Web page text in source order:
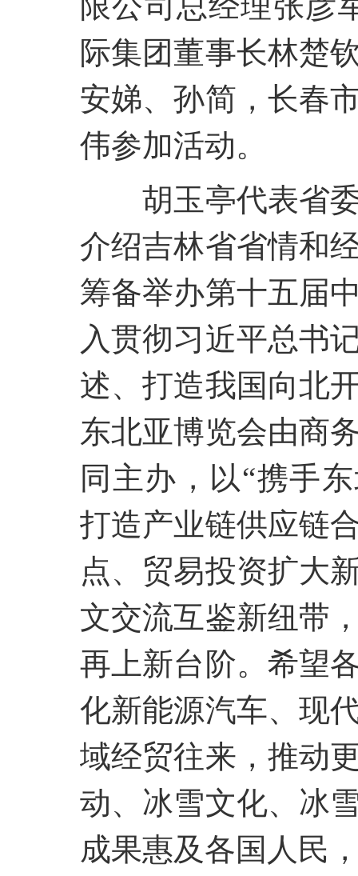
际集团董事长林楚
安娣、孙简，长春
伟参加活动。
胡玉亭代表省
介绍吉林省省情和
筹备举办第十五届
入贯彻习近平总书
述、打造我国向北
东北亚博览会由商
同主办，以“携手
打造产业链供应链
点、贸易投资扩大
文交流互鉴新纽带
再上新台阶。希望
化新能源汽车、现
域经贸往来，推动
动、冰雪文化、冰
成果惠及各国人民